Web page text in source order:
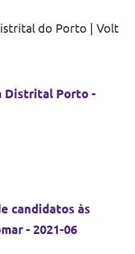
do Porto | Volt
Distrital Porto -
candidatos às
- 2021-06